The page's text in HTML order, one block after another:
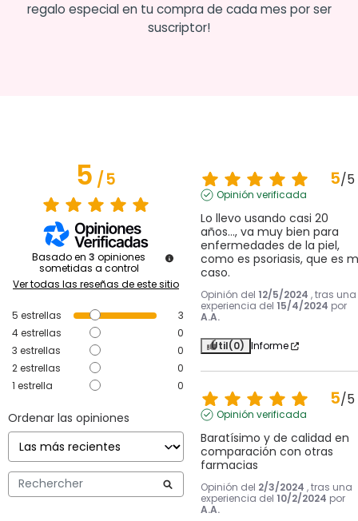
regalo especial en tu compra de cada mes por ser
suscriptor!
5/5
Basado en 3 opiniones
sometidas a control
Ver todas las reseñas de este sitio
5 estrellas
3
4estrellas
0
3 estrellas
0
2estrellas
0
1 estrella 0
Ordenar las opiniones
5/5
Opinión verificada
Lo llevo usando casi 20
años…, va muy bien para
enfermedades de la piel,
como es psoriasis, que es
caso.
Opinión del 12/5/2024 , tras una
experiencia del 15/4/2024 por
A.A.
Útil(0) Informe
5/5
Opinión verificada
Baratísimo y de calidad en
comparación con otras
farmacias
Opinión del 2/3/2024 , tras una
experiencia del 10/2/2024 por
A.A.